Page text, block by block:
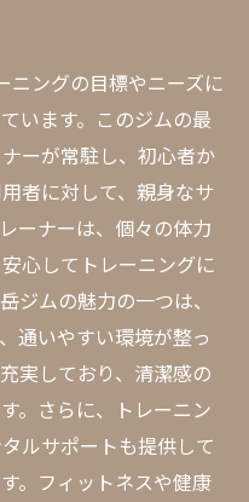
ニングの目標やニーズに
います。このジムの最
ーが常駐し、初心者か
者に対して、親身なサ
ーナーは、個々の体力
心してトレーニングに
ジムの魅力の一つは、
通いやすい環境が整っ
実しており、清潔感の
。さらに、トレーニン
ルサポートも提供して
。フィットネスや健康